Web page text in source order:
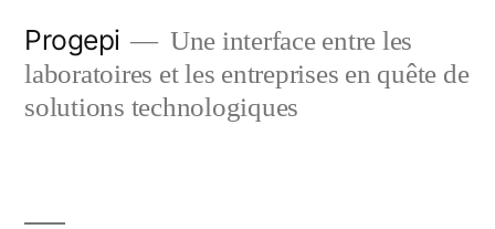
content
Progepi
Une interface entre les
laboratoires et les entreprises en quête de
solutions technologiques